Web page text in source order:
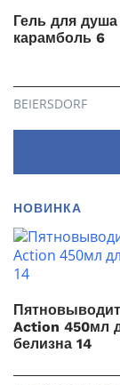
Гель для
карамболь 6
BEIERSDORF
НОВИНКА
Action 450мл
белизна 14